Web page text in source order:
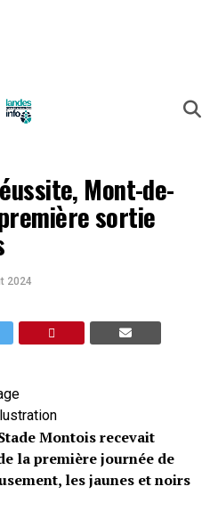
Mont-de-
sortie
2024
Montois recevait
la première journée de
les jaunes et noirs